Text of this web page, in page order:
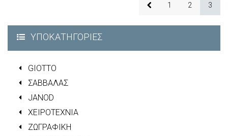
1 2 3
ΥΠΟΚΑΤΗΓΟΡΊΕΣ
GIOTTO
ΣΑΒΒΑΛΑΣ
JANOD
ΧΕΙΡΟΤΕΧΝΙΑ
ΖΩΓΡΑΦΙΚΗ